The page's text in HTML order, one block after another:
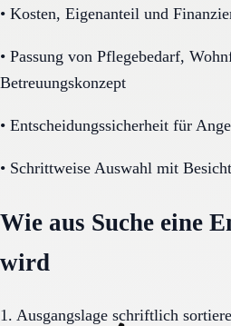
• Kosten, Eigenanteil und
• Passung von Pflegebedarf,
Betreuungskonzept
• Entscheidungssicherheit für
• Schrittweise Auswahl mit
Wie aus Suche eine
wird
1. Ausgangslage schriftlich